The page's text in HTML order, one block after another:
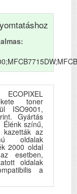
toner
ISO9001,
Gyártás
Élénk színű,
az
oldalak
2000 oldal
esetben,
oldalak
a